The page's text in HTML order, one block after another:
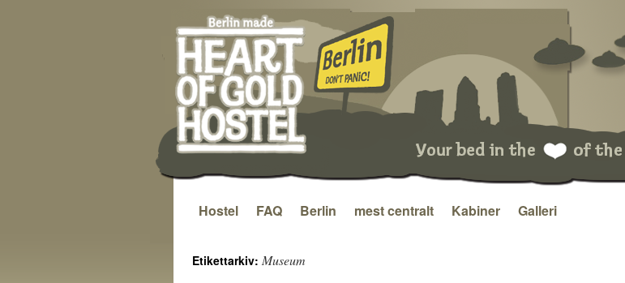
Hoppa
Hostel FAQ Berlin mest centralt Kabiner Galleri
Etikettarkiv: Museum